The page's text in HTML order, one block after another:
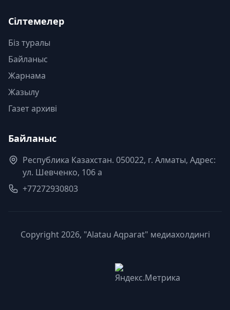
Сілтемелер
Біз туралы
Байланыс
Жарнама
Жазылу
Газет архиві
Байланыс
Республика Казахстан. 050022, г. Алматы, Адрес:
ул. Шевченко, 106 а
+77272930803
Copyright 2026, "Alatau Aqparat" медиахолдингі